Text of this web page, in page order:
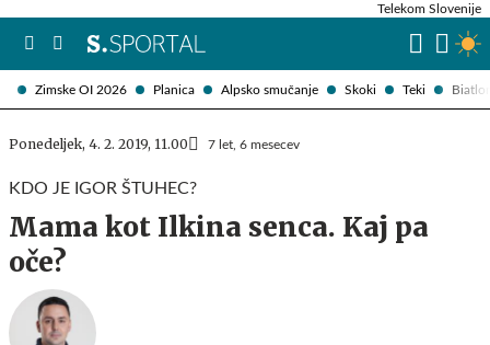
Zimske OI 2026 Planica Alpsko smučanje Skoki Teki
Telekom Slovenije
Ponedeljek, 4. 2. 2019, 11.00 7 let, 6 mesecev
KDO JE IGOR ŠTUHEC?
Mama kot Ilkina senca. Kaj pa
oče?